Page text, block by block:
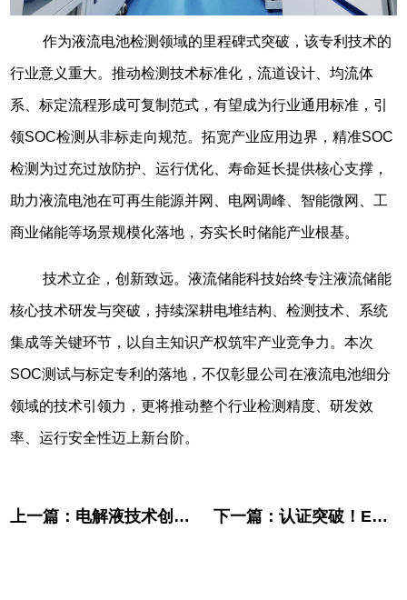
作为液流电池检测领域的里程碑式突破，该专利技术的
行业意义重大。推动检测技术标准化，流道设计、均流体
系、标定流程形成可复制范式，有望成为行业通用标准，引
领SOC检测从非标走向规范。拓宽产业应用边界，精准SOC
检测为过充过放防护、运行优化、寿命延长提供核心支撑，
助力液流电池在可再生能源并网、电网调峰、智能微网、工
商业储能等场景规模化落地，夯实长时储能产业根基。
技术立企，创新致远。液流储能科技始终专注液流储能
核心技术研发与突破，持续深耕电堆结构 、检测技术、系统
集成等关键环节，以自主知识产权筑牢产业竞争力。本次
SOC测试与标定专利的落地，不仅彰显公司在液流电池细分
领域的技术引领力，更将推动整个行业检测精度、研发效
率、运行安全性迈上新台阶。
上一篇： 电解液技术创新突破，助力全球长时储能新征程 下一篇：认证突破！ENERFLOW-200全钒液流储能系统再获澳新双重认证